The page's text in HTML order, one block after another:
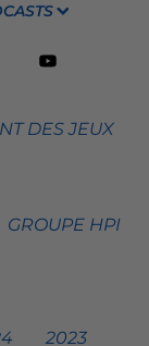
DES JEUX
GROUPE HPI
2023